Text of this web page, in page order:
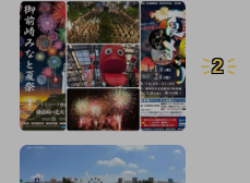
2